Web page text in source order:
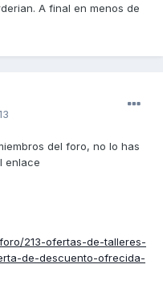
A final en menos de
del foro, no lo has
enlace
213-ofertas-de-talleres-
de-descuento-ofrecida-